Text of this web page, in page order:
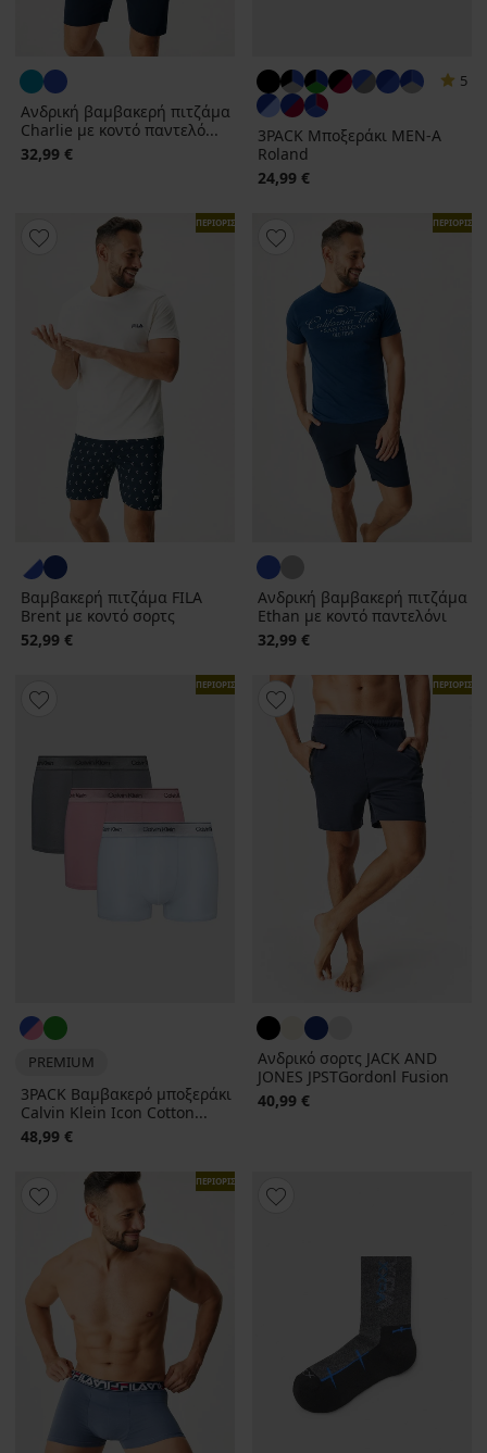
Ανδρική βαμβακερή πιτζάμα
Charlie με κοντό παντελό...
32,99 €
5
3PACK Μποξεράκι MEN-A
Roland
24,99 €
ΠΕΡΙΟΡΙΣΜΕΝΑ
Βαμβακερή πιτζάμα FILA
Brent με κοντό σορτς
52,99 €
Ανδρική βαμβακερή πιτζάμα
Ethan με κοντό παντελόνι
32,99 €
ΠΕΡΙΟΡΙΣΜΕΝΑ
PREMIUM
3PACK Βαμβακερό μποξεράκι
Calvin Klein Icon Cotton...
48,99 €
Ανδρικό σορτς JACK AND
JONES JPSTGordonl Fusion
40,99 €
ΠΕΡΙΟΡΙΣΜΕΝΑ